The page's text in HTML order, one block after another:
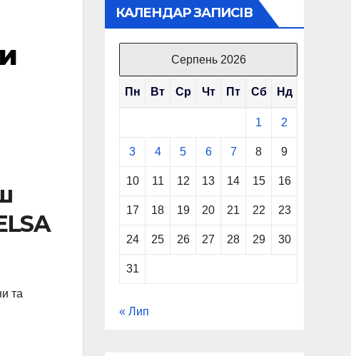
та
КАЛЕНДАР ЗАПИСІВ
Серпень 2026
Пн Вт Ср Чт Пт Сб Нд
1 2
3 4 5 6 7 8 9
10 11 12 13 14 15 16
17 18 19 20 21 22 23
24 25 26 27 28 29 30
31
« Лип